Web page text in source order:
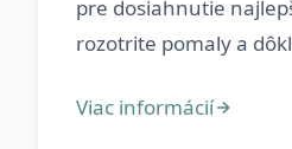
pre dosiahnutie